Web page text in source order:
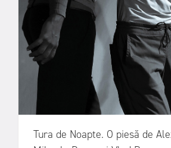
Tura de Noapte. O piesă de